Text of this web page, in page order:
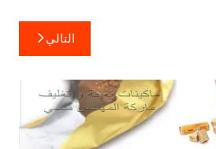
التالي